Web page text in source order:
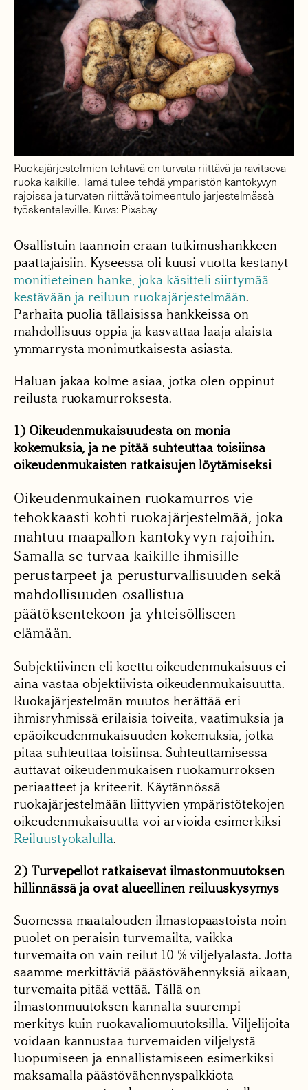
Ruokajärjestelmien tehtävä on turvata riittävä ja ravitseva
ruoka kaikille. Tämä tulee tehdä ympäristön kantokyvyn
rajoissa ja turvaten riittävä toimeentulo järjestelmässä
työskenteleville. Kuva: Pixabay
Osallistuin taannoin erään tutkimushankkeen
päättäjäisiin. Kyseessä oli kuusi vuotta kestänyt
monitieteinen hanke, joka käsitteli siirtymää
kestävään ja reiluun ruokajärjestelmään.
Parhaita puolia tällaisissa hankkeissa on
mahdollisuus oppia ja kasvattaa laaja-alaista
ymmärrystä monimutkaisesta asiasta.
Haluan jakaa kolme asiaa, jotka olen oppinut
reilusta ruokamurroksesta.
1) Oikeudenmukaisuudesta on monia
kokemuksia, ja ne pitää suhteuttaa toisiinsa
oikeudenmukaisten ratkaisujen löytämiseksi
Oikeudenmukainen ruokamurros vie
tehokkaasti kohti ruokajärjestelmää, joka
mahtuu maapallon kantokyvyn rajoihin.
Samalla se turvaa kaikille ihmisille
perustarpeet ja perusturvallisuuden sekä
mahdollisuuden osallistua
päätöksentekoon ja yhteisölliseen
elämään.
Subjektiivinen eli koettu oikeudenmukaisuus ei
aina vastaa objektiivista oikeudenmukaisuutta.
Ruokajärjestelmän muutos herättää eri
ihmisryhmissä erilaisia toiveita, vaatimuksia ja
epäoikeudenmukaisuuden kokemuksia, jotka
pitää suhteuttaa toisiinsa. Suhteuttamisessa
auttavat oikeudenmukaisen ruokamurroksen
periaatteet ja kriteerit. Käytännössä
ruokajärjestelmään liittyvien ympäristötekojen
oikeudenmukaisuutta voi arvioida esimerkiksi
Reiluustyökalulla.
2) Turvepellot ratkaisevat ilmastonmuutoksen
hillinnässä ja ovat alueellinen reiluuskysymys
Suomessa maatalouden ilmastopäästöistä noin
puolet on peräisin turvemailta, vaikka
turvemaita on vain reilut 10 % viljelyalasta. Jotta
saamme merkittäviä päästövähennyksiä aikaan,
turvemaita pitää vettää. Tällä on
ilmastonmuutoksen kannalta suurempi
merkitys kuin ruokavaliomuutoksilla. Viljelijöitä
voidaan kannustaa turvemaiden viljelystä
luopumiseen ja ennallistamiseen esimerkiksi
maksamalla päästövähennyspalkkiota